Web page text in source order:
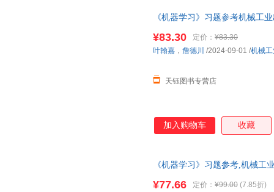
《机器学习》习题参考机械工
¥83.30 定价： ¥83.30
天钰图书专营店
叶翰嘉 ， 詹德川 /2024-09-01 /机械
加入购物车 收藏
《机器学习》习题参考,机械工
¥77.66 定价： ¥99.00 (7.85折)